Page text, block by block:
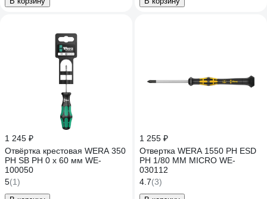
1 245 ₽
Отвёртка крестовая WERA 350
PH SB PH 0 x 60 мм WE-
100050
5(1)
1 255 ₽
Отвертка WERA 1550 PH ESD
PH 1/80 MM MICRO WE-
030112
4.7(3)